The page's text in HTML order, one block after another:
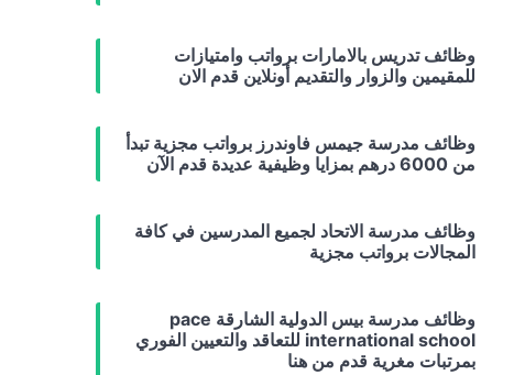
وظائف تدريس بالامارات برواتب وامتيازات
للمقيمين والزوار والتقديم أونلاين قدم الان
وظائف مدرسة جيمس فاوندرز برواتب مجزية تبدأ
من 6000 درهم بمزايا وظيفية عديدة قدم الآن
وظائف مدرسة الاتحاد لجميع المدرسين في كافة
المجالات برواتب مجزية
وظائف مدرسة بيس الدولية الشارقة pace
international school للتعاقد والتعيين الفوري
بمرتبات مغرية قدم من هنا